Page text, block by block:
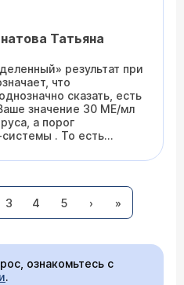
Татьяна
результат при
что
сказать, есть
значение 30 МЕ/мл
а порог
системы . То есть
мл. Если ниже — он
(анализ на
раньше времени —
часто и чаще всего
было отправление(
на следующий день
Алат 48 и anti HCV
С PHK обнаруж .
60МЕ/мл . Что
3 4 5 › »
ознакомьтесь с
.